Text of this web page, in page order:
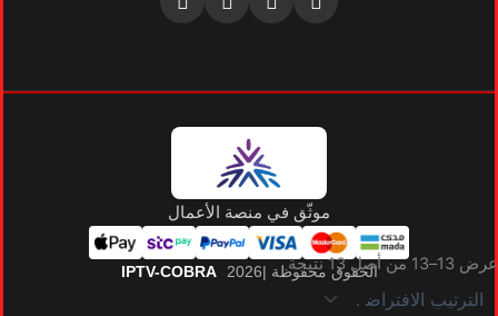
عرض 13–13 من أصل 13 نتيجة
موثّق في منصة الأعمال
الحقوق محفوظة |2026 IPTV-COBRA